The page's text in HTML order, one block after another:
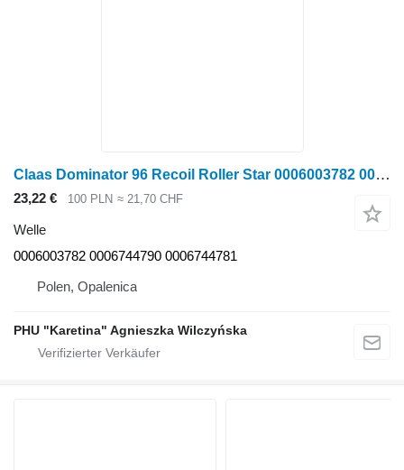
Claas Dominator 96 Recoil Roller Star 0006003782 0006744790 00067 Welle für Claas Dominator 96 Getreideernter
23,22 € 100 PLN ≈ 21,70 CHF
Welle
0006003782 0006744790 0006744781
Polen, Opalenica
PHU "Karetina" Agnieszka Wilczyńska